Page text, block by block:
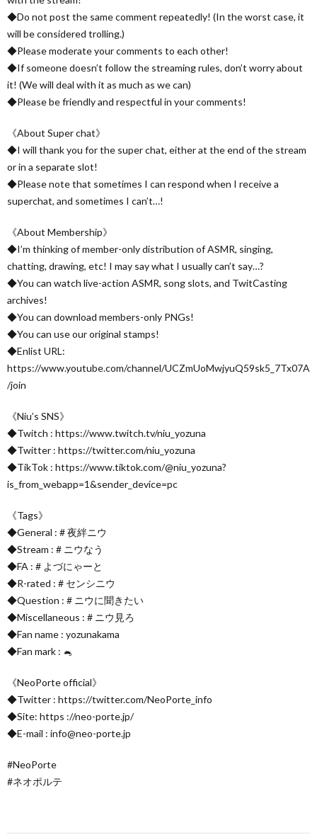
◆Do not post the same comment repeatedly! (In the worst case, it
will be considered trolling.)
◆Please moderate your comments to each other!
◆If someone doesn’t follow the streaming rules, don’t worry about
it! (We will deal with it as much as we can)
◆Please be friendly and respectful in your comments!
《About Super chat》
◆I will thank you for the super chat, either at the end of the stream
or in a separate slot!
◆Please note that sometimes I can respond when I receive a
superchat, and sometimes I can’t…!
《About Membership》
◆I’m thinking of member-only distribution of ASMR, singing,
chatting, drawing, etc! I may say what I usually can’t say…?
◆You can watch live-action ASMR, song slots, and TwitCasting
archives!
◆You can download members-only PNGs!
◆You can use our original stamps!
◆Enlist URL:
https://www.youtube.com/channel/UCZmUoMwjyuQ59sk5_7Tx07A
/join
《Niu’s SNS》
◆Twitch : https://www.twitch.tv/niu_yozuna
◆Twitter : https://twitter.com/niu_yozuna
◆TikTok : https://www.tiktok.com/@niu_yozuna?
is_from_webapp=1&sender_device=pc
《Tags》
◆General : # 夜絆ニウ
◆Stream : # ニウなう
◆FA : # よづにゃーと
◆R-rated : # センシニウ
◆Question : # ニウに聞きたい
◆Miscellaneous : # ニウ見ろ
◆Fan name : yozunakama
◆Fan mark : 🐁
《NeoPorte official》
◆Twitter : https://twitter.com/NeoPorte_info
◆Site: https ://neo-porte.jp/
◆E-mail : info@neo-porte.jp
#NeoPorte
#ネオポルテ